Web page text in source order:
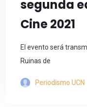
segunda
Cine 2021
El evento será
Ruinas de
Periodismo UCN